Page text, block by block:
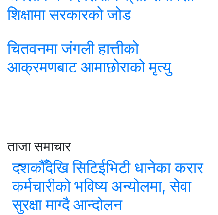
शिक्षामा सरकारको जोड
चितवनमा जंगली हात्तीको
आक्रमणबाट आमाछोराको मृत्यु
ताजा समाचार
दशकौँदेखि सिटिईभिटी धानेका करार
कर्मचारीको भविष्य अन्योलमा, सेवा
सुरक्षा माग्दै आन्दोलन